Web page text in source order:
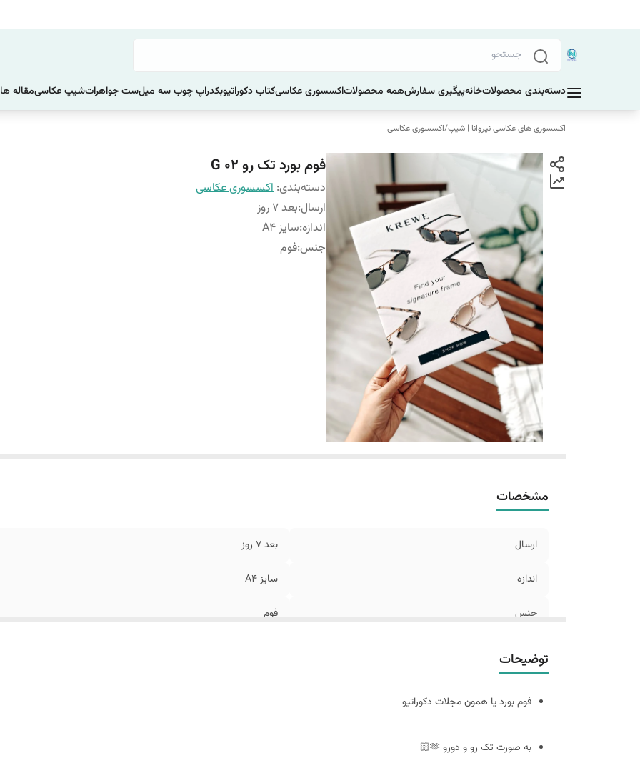
دسته‌بندی محصولاتخانهپیگیری سفارشهمه محصولاتاکسسوری عکاسیکتاب دکوراتیوبکدراپ چوب سه میلست جواهراتشیپ عکاسیمقاله ها
اکسسوری های عکاسی نیروانا | شیپ/اکسسوری عکاسی
فوم بورد تک رو G 02
دسته‌بندی: اکسسوری عکاسی
ارسال:بعد 7 روز
اندازه:سایز A4
جنس:فوم
مشخصات
ارسال بعد 7 روز
اندازه سایز A4
جنس فوم
توضیحات
فوم بورد یا همون مجلات دکوراتیو
به صورت تک رو و دورو 🫶🏻